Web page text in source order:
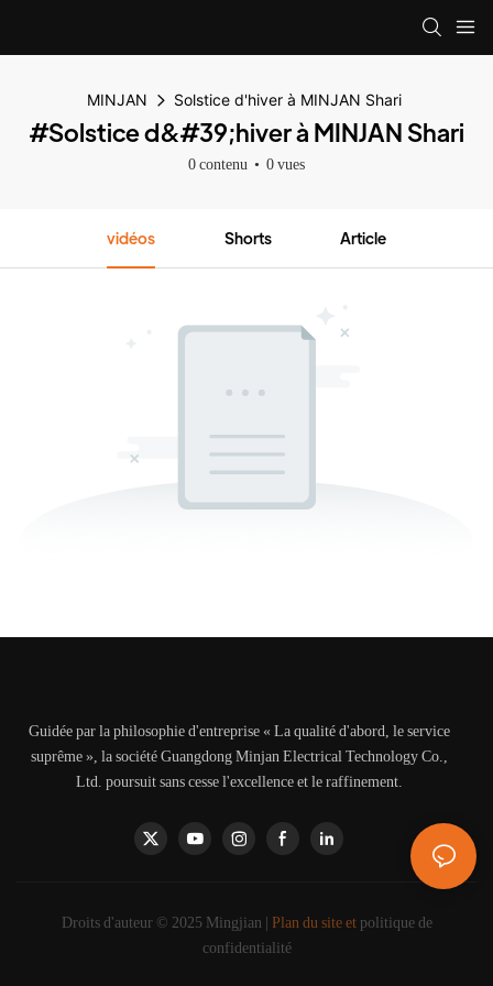
MINJAN Solstice d'hiver à MINJAN Shari
#Solstice d&#39;hiver à MINJAN Shari
0 contenu 0 vues
vidéos Shorts Article
Guidée par la philosophie d'entreprise « La qualité d'abord, le service
suprême », la société Guangdong Minjan Electrical Technology Co.,
Ltd. poursuit sans cesse l'excellence et le raffinement.
Droits d'auteur © 2025 Mingjian | Plan du site et politique de
confidentialité